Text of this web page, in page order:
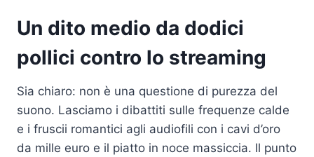
Un dito medio da dodici
pollici contro lo streaming
Sia chiaro: non è una questione di purezza del
suono. Lasciamo i dibattiti sulle frequenze calde
e i fruscii romantici agli audiofili con i cavi d’oro
da mille euro e il piatto in noce massiccia. Il punto